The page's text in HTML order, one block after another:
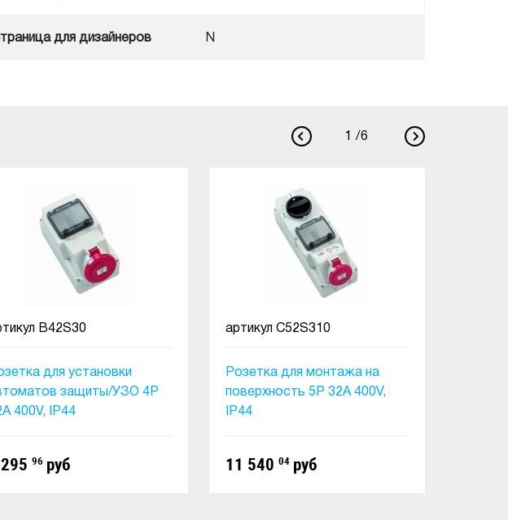
для дизайнеров N
/6
для установки
защиты/УЗО 4Р
400V, IP44
B42S30
96 руб
Розетка для монтажа на
поверхность 5P 32A 400V,
IP44
артикул C52S310
11 540 04 руб
1